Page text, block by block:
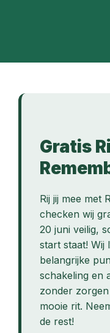
Gratis
Rij jij mee met
checken wij
20 juni veilig,
start staat! Wij
belangrijke
schakeling en
zonder
mooie rit.
de rest!